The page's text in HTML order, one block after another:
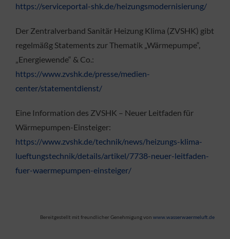
https://serviceportal-shk.de/heizungsmodernisierung/
Der Zentralverband Sanitär Heizung Klima (ZVSHK) gibt
regelmäßg Statements zur Thematik „Wärmepumpe“,
„Energiewende“ & Co.:
https://www.zvshk.de/presse/medien-
center/statementdienst/
Eine Information des ZVSHK – Neuer Leitfaden für
Wärmepumpen-Einsteiger:
https://www.zvshk.de/technik/news/heizungs-klima-
lueftungstechnik/details/artikel/7738-neuer-leitfaden-
fuer-waermepumpen-einsteiger/
Bereitgestellt mit freundlicher Genehmigung vonwww.wasserwaermeluft.de